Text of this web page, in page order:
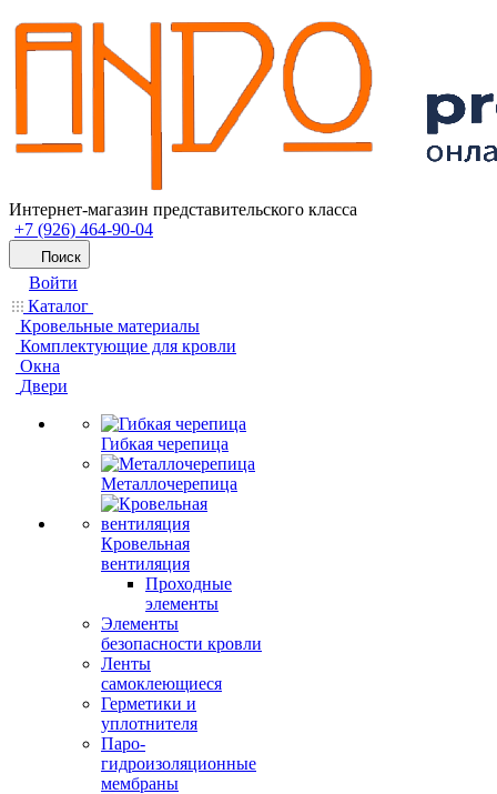
Интернет-магазин представительского класса
+7 (926) 464-90-04
Поиск
Войти
Каталог
Кровельные материалы
Комплектующие для кровли
Окна
Двери
Гибкая черепица
Металлочерепица
Кровельная
вентиляция
Проходные
элементы
Элементы
безопасности кровли
Ленты
самоклеющиеся
Герметики и
уплотнителя
Паро-
гидроизоляционные
мембраны